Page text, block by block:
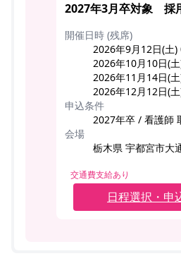
2027年3月卒対象 採
開催日時 (残席)
2026年9月12日(土
2026年10月10日(
2026年11月14日(
2026年12月12日(
申込条件
2027年卒 / 看護師
会場
栃木県 宇都宮市大
交通費支給あり
日程選択・申